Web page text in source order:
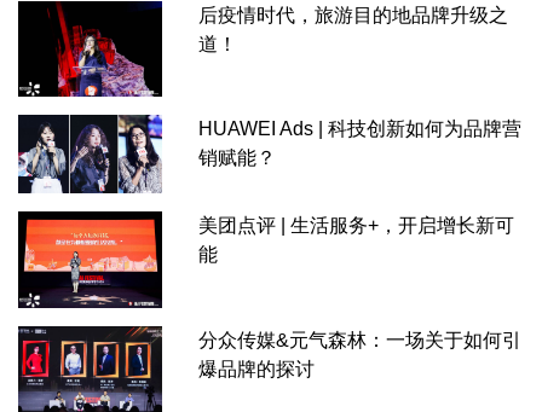
后疫情时代，旅游目的地品牌升级之
道！
HUAWEI Ads | 科技创新如何为品牌营
销赋能？
美团点评 | 生活服务+，开启增长新可
能
分众传媒&元气森林：一场关于如何引
爆品牌的探讨